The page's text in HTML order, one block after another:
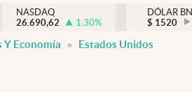
México
USA
NASDAQ
26.690,62
1.30%
DÓLAR
$ 1520
Y Economía Estados Unidos